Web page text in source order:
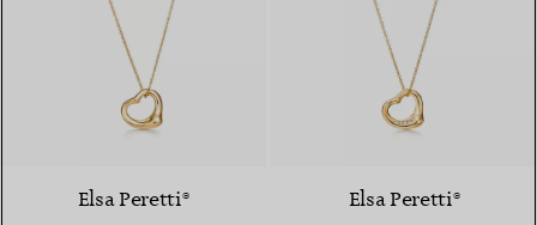
2 Materialien
Elsa Peretti® Elsa Peretti®